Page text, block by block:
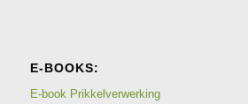
E-BOOKS:
E-book Prikkelverwerking